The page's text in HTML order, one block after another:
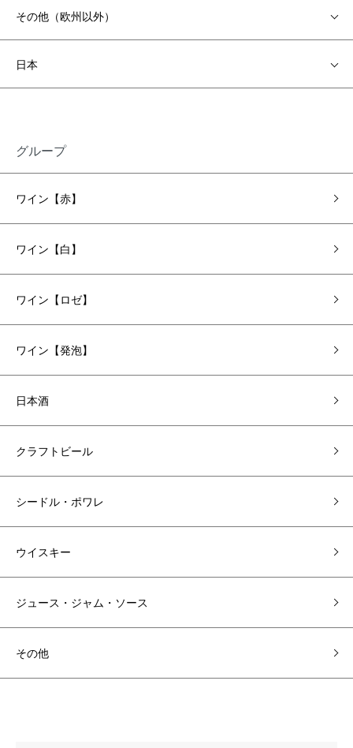
その他（欧州以外）
日本
グループ
ワイン【赤】
ワイン【白】
ワイン【ロゼ】
ワイン【発泡】
日本酒
クラフトビール
シードル・ポワレ
ウイスキー
ジュース・ジャム・ソース
その他